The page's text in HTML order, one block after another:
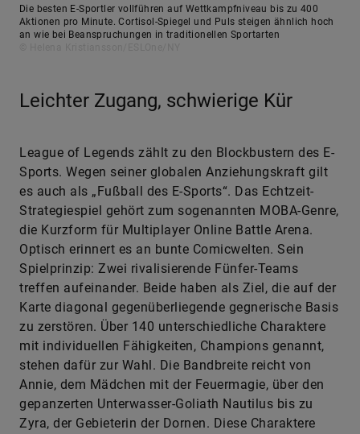
Die besten E-Sportler vollführen auf Wettkampfniveau bis zu 400
Aktionen pro Minute. Cortisol-Spiegel und Puls steigen ähnlich hoch
an wie bei Beanspruchungen in traditionellen Sportarten
Leichter Zugang, schwierige Kür
League of Legends zählt zu den Blockbustern des E-
Sports. Wegen seiner globalen Anziehungskraft gilt
es auch als „Fußball des E-Sports“. Das Echtzeit-
Strategiespiel gehört zum sogenannten MOBA-Genre,
die Kurzform für Multiplayer Online Battle Arena.
Optisch erinnert es an bunte Comicwelten. Sein
Spielprinzip: Zwei rivalisierende Fünfer-Teams
treffen aufeinander. Beide haben als Ziel, die auf der
Karte diagonal gegenüberliegende gegnerische Basis
zu zerstören. Über 140 unterschiedliche Charaktere
mit individuellen Fähigkeiten, Champions genannt,
stehen dafür zur Wahl. Die Bandbreite reicht von
Annie, dem Mädchen mit der Feuermagie, über den
gepanzerten Unterwasser-Goliath Nautilus bis zu
Zyra, der Gebieterin der Dornen. Diese Charaktere